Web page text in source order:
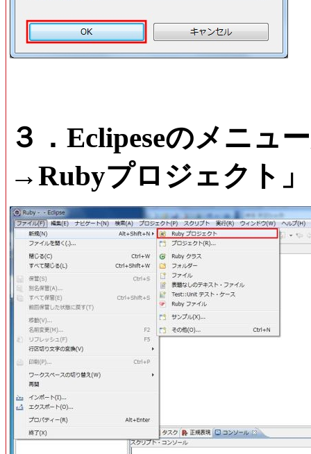
３．Eclipeseのメニュ
→Rubyプロジェクト